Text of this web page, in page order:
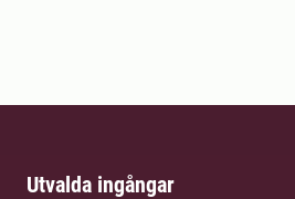
Utvalda ingångar